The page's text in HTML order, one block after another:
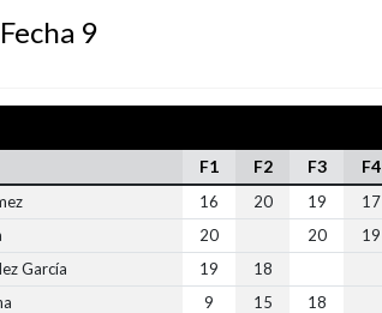
9
F1 F2 F3 F4
16 20 19 17
20 20 19
García 19 18
9 15 18